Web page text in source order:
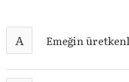
A Emeğin